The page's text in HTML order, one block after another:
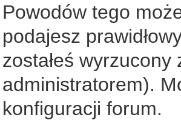
Powodów tego
podajesz
zostałeś
administratorem).
konfiguracji forum.